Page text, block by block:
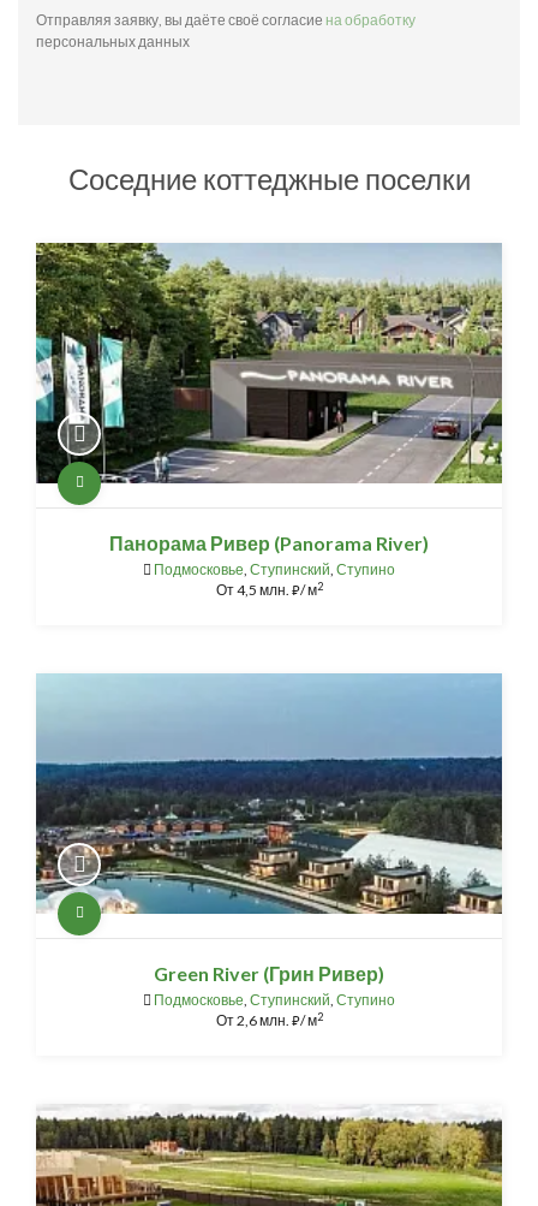
Отправляя заявку, вы даёте своё согласие на обработку
персональных данных
Соседние коттеджные поселки
Панорама Ривер (Panorama River)
Подмосковье, Ступинский, Ступино
От4,5 млн. ⃏/ м2
Green River (Грин Ривер)
Подмосковье, Ступинский, Ступино
От2,6 млн. ⃏/ м2